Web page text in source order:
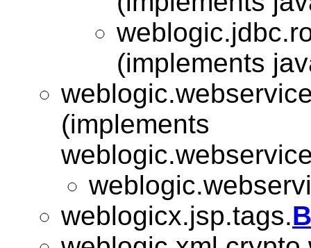
(implements
(implements
weblogicx.jsp.tags.